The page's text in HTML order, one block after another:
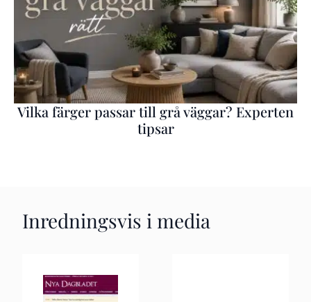
Vilka färger passar till grå väggar? Experten
tipsar
Inredningsvis i media